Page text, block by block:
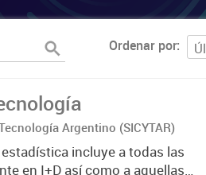
Ordenar por
Argentino (SICYTAR)
incluye a todas las
en I+D así como a aquellas